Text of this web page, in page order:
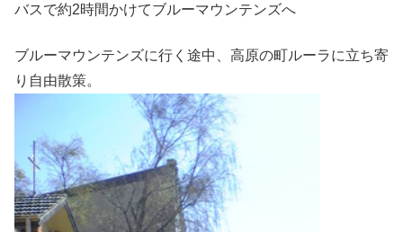
バスで約2時間かけてブルーマウンテンズへ
ブルーマウンテンズに行く途中、高原の町ルーラに立ち寄
り自由散策。